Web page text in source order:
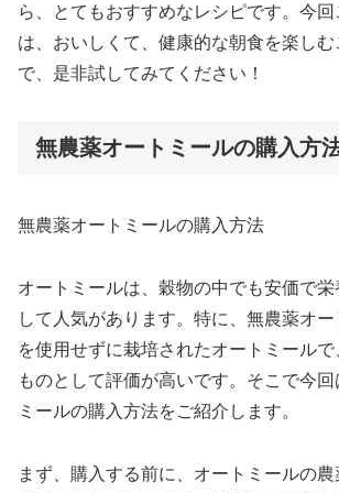
ら、とてもおすすめなレシピです。今
は、おいしくて、健康的な朝食を楽し
で、是非試してみてください！
無農薬オートミールの購入方
無農薬オートミールの購入方法
オートミールは、穀物の中でも安価で栄
して人気があります。特に、無農薬オ
を使用せずに栽培されたオートミール
ものとして評価が高いです。そこで今回
ミールの購入方法をご紹介します。
まず、購入する前に、オートミールの